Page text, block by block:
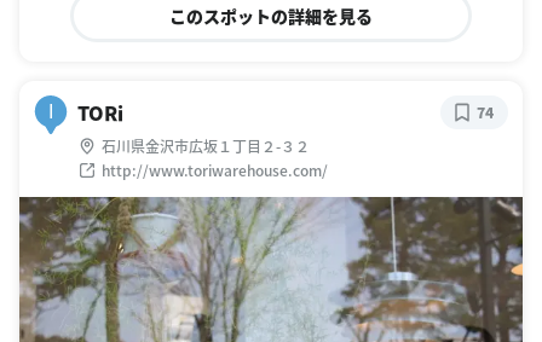
このスポットの詳細を見る
I TORi
石川県金沢市広坂１丁目２-３２
http://www.toriwarehouse.com/
74